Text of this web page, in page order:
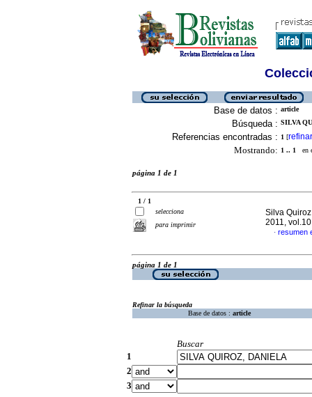
Base de datos : article
Búsqueda : SILVA
Referencias encontradas : 1 [refinar
Mostrando: 1 .. 1 en
página 1 de 1
1 / 1
selecciona
para imprimir
Silva
2011,
· resumen
página 1 de 1
Refinar la búsqueda
Base de datos : article
Buscar
1
2
3